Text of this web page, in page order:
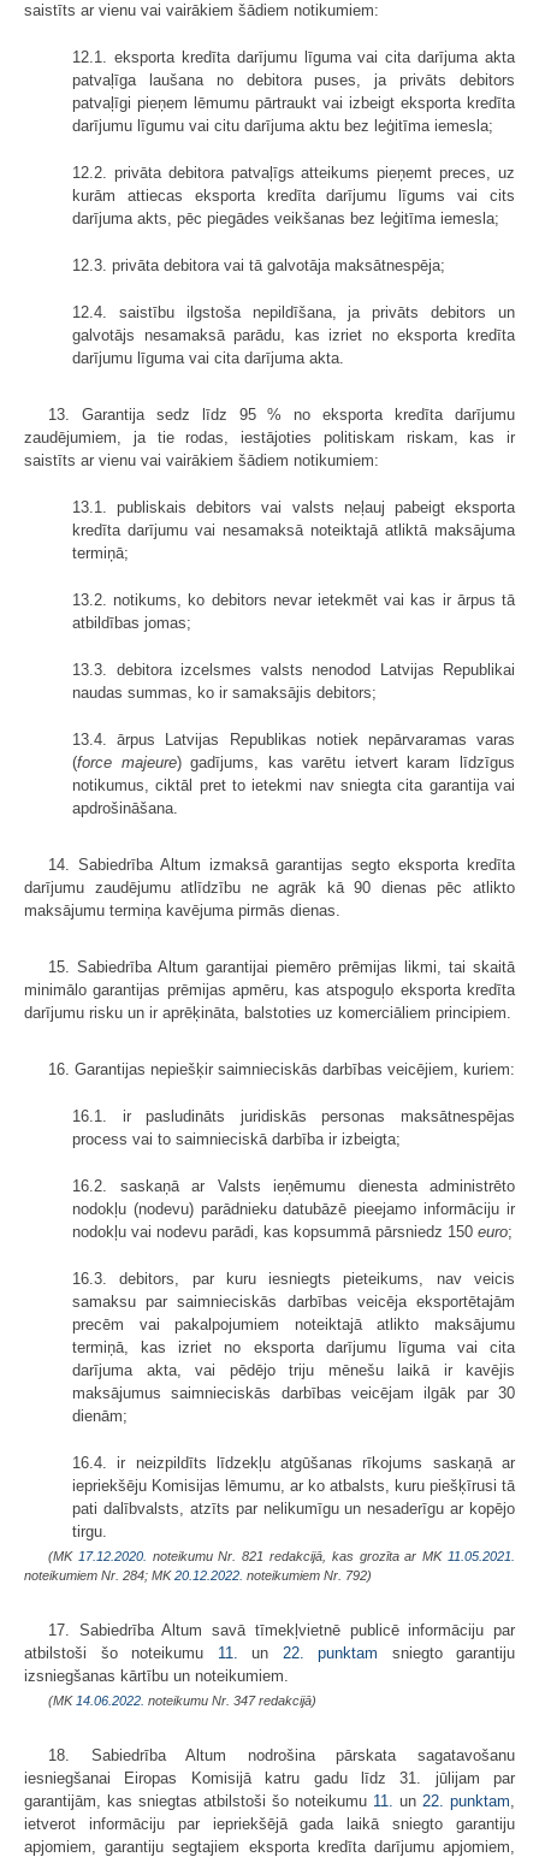
saistīts ar vienu vai vairākiem šādiem notikumiem:
12.1. eksporta kredīta darījumu līguma vai cita darījuma akta
patvaļīga laušana no debitora puses, ja privāts debitors
patvaļīgi pieņem lēmumu pārtraukt vai izbeigt eksporta kredīta
darījumu līgumu vai citu darījuma aktu bez leģitīma iemesla;
12.2. privāta debitora patvaļīgs atteikums pieņemt preces, uz
kurām attiecas eksporta kredīta darījumu līgums vai cits
darījuma akts, pēc piegādes veikšanas bez leģitīma iemesla;
12.3. privāta debitora vai tā galvotāja maksātnespēja;
12.4. saistību ilgstoša nepildīšana, ja privāts debitors un
galvotājs nesamaksā parādu, kas izriet no eksporta kredīta
darījumu līguma vai cita darījuma akta.
13. Garantija sedz līdz 95 % no eksporta kredīta darījumu
zaudējumiem, ja tie rodas, iestājoties politiskam riskam, kas ir
saistīts ar vienu vai vairākiem šādiem notikumiem:
13.1. publiskais debitors vai valsts neļauj pabeigt eksporta
kredīta darījumu vai nesamaksā noteiktajā atliktā maksājuma
termiņā;
13.2. notikums, ko debitors nevar ietekmēt vai kas ir ārpus tā
atbildības jomas;
13.3. debitora izcelsmes valsts nenodod Latvijas Republikai
naudas summas, ko ir samaksājis debitors;
13.4. ārpus Latvijas Republikas notiek nepārvaramas varas
(force majeure) gadījums, kas varētu ietvert karam līdzīgus
notikumus, ciktāl pret to ietekmi nav sniegta cita garantija vai
apdrošināšana.
14. Sabiedrība Altum izmaksā garantijas segto eksporta kredīta
darījumu zaudējumu atlīdzību ne agrāk kā 90 dienas pēc atlikto
maksājumu termiņa kavējuma pirmās dienas.
15. Sabiedrība Altum garantijai piemēro prēmijas likmi, tai skaitā
minimālo garantijas prēmijas apmēru, kas atspoguļo eksporta kredīta
darījumu risku un ir aprēķināta, balstoties uz komerciāliem principiem.
16. Garantijas nepiešķir saimnieciskās darbības veicējiem, kuriem:
16.1. ir pasludināts juridiskās personas maksātnespējas
process vai to saimnieciskā darbība ir izbeigta;
16.2. saskaņā ar Valsts ieņēmumu dienesta administrēto
nodokļu (nodevu) parādnieku datubāzē pieejamo informāciju ir
nodokļu vai nodevu parādi, kas kopsummā pārsniedz 150 euro;
16.3. debitors, par kuru iesniegts pieteikums, nav veicis
samaksu par saimnieciskās darbības veicēja eksportētajām
precēm vai pakalpojumiem noteiktajā atlikto maksājumu
termiņā, kas izriet no eksporta darījumu līguma vai cita
darījuma akta, vai pēdējo triju mēnešu laikā ir kavējis
maksājumus saimnieciskās darbības veicējam ilgāk par 30
dienām;
16.4. ir neizpildīts līdzekļu atgūšanas rīkojums saskaņā ar
iepriekšēju Komisijas lēmumu, ar ko atbalsts, kuru piešķīrusi tā
pati dalībvalsts, atzīts par nelikumīgu un nesaderīgu ar kopējo
tirgu.
(MK 17.12.2020. noteikumu Nr. 821 redakcijā, kas grozīta ar MK 11.05.2021.
noteikumiem Nr. 284; MK20.12.2022. noteikumiem Nr. 792)
17. Sabiedrība Altum savā tīmekļvietnē publicē informāciju par
atbilstoši šo noteikumu 11. un 22. punktam sniegto garantiju
izsniegšanas kārtību un noteikumiem.
(MK 14.06.2022. noteikumu Nr. 347 redakcijā)
18. Sabiedrība Altum nodrošina pārskata sagatavošanu
iesniegšanai Eiropas Komisijā katru gadu līdz 31. jūlijam par
garantijām, kas sniegtas atbilstoši šo noteikumu 11. un 22. punktam
ietverot informāciju par iepriekšējā gada laikā sniegto garantiju
apjomiem, garantiju segtajiem eksporta kredīta darījumu apjomiem,